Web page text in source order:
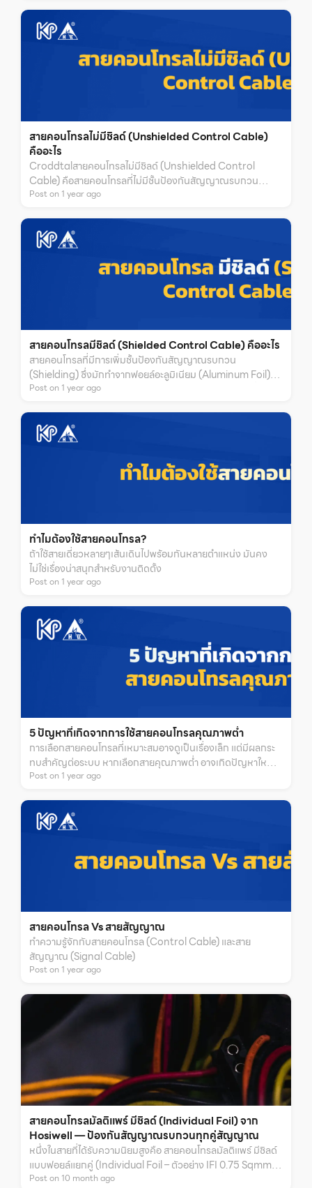
สายคอนโทรลไม่มีชิลด์ (Unshielded Control Cable)
คืออะไร
Croddtalสายคอนโทรลไม่มีชิลด์ (Unshielded Control
Cable) คือสายคอนโทรลที่ไม่มีชั้นป้องกันสัญญาณรบกวน
(Shielding)k
Post on 1 yearago
สายคอนโทรลมีชิลด์ (Shielded Control Cable) คืออะไร
สายคอนโทรลที่มีการเพิ่มชั้นป้องกันสัญญาณรบกวน
(Shielding) ซึ่งมักทำจากฟอยล์อะลูมิเนียม (Aluminum Foil)
หรือสายทองแดงถัก (Copper Braid) โดยมีจุดประสงค์เพื่อ
Post on 1 yearago
ทำไมต้องใช้สายคอนโทรล?
ถ้าใช้สายเดี่ยวหลายๆเส้นเดินไปพร้อมกันหลายตำแหน่ง มันคง
ไม่ใช่เรื่องน่าสนุกสำหรับงานติดตั้ง
Post on 1 yearago
5 ปัญหาที่เกิดจากการใช้สายคอนโทรลคุณภาพต่ำ
การเลือกสายคอนโทรลที่เหมาะสมอาจดูเป็นเรื่องเล็ก แต่มีผลกระ
ทบสำคัญต่อระบบ หากเลือกสายคุณภาพต่ำ อาจเกิดปัญหาใหญ่
ทั้งความล่าช้าและค่าใช้จ่ายที่เพิ่มขึ้น บทความนี้จะพาคุณสำรวจ 5
Post on 1 yearago
สายคอนโทรล Vs สายสัญญาณ
ทำความรู้จักกับสายคอนโทรล (Control Cable) และสาย
สัญญาณ (Signal Cable)
Post on 1 yearago
สายคอนโทรลมัลติแพร์ มีชิลด์ (Individual Foil) จาก
Hosiwell — ป้องกันสัญญาณรบกวนทุกคู่สัญญาณ
หนึ่งในสายที่ได้รับความนิยมสูงคือ สายคอนโทรลมัลติแพร์ มีชิลด์
แบบฟอยล์แยกคู่ (Individual Foil – ตัวอย่าง IFI 0.75 Sqmm.)
จาก Hosiwell ผลิตในประเทศไทย มาตรฐาน UL ที่ทั้งทนทานและ
Post on 10 month ago